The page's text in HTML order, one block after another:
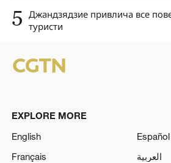
5 Джандзядзие привлича все
туристи
EXPLORE MORE
English
Español
Français
العربية